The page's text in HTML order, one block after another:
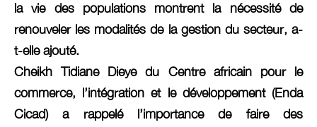
la vie des populations montrent la nécessité de
renouveler les modalités de la gestion du secteur, a-
t-elle ajouté.
Cheikh Tidiane Dieye du Centre africain pour le
commerce, l’intégration et le développement (Enda
Cicad) a rappelé l’importance de faire des